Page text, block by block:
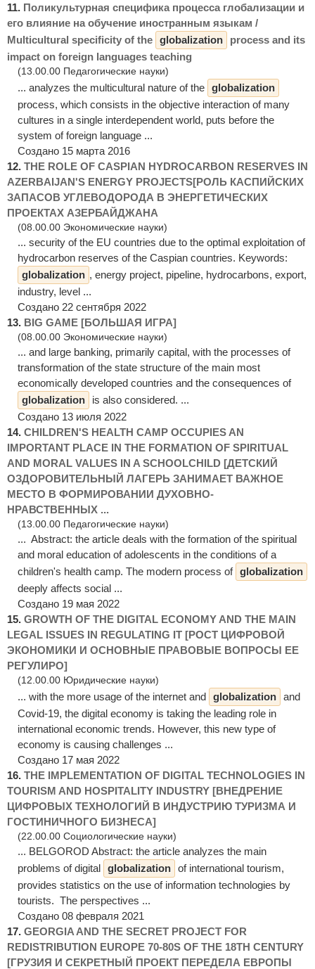
11. Поликультурная специфика процесса глобализации и
его влияние на обучение иностранным языкам /
Multicultural specificity of the globalization
process and its
impact on foreign languages teaching
(13.00.00 Педагогические науки)
... analyzes the multicultural nature of the globalization
process, which consists in the objective interaction of many
cultures in a single interdependent world, puts before the
system of foreign language ...
Создано 15 марта 2016
12. THE ROLE OF CASPIAN HYDROCARBON RESERVES IN
AZERBAIJAN'S ENERGY PROJECTS[РОЛЬ КАСПИЙСКИХ
ЗАПАСОВ УГЛЕВОДОРОДА В ЭНЕРГЕТИЧЕСКИХ
ПРОЕКТАХ АЗЕРБАЙДЖАНА
(08.00.00 Экономические науки)
... security of the EU countries due to the optimal exploitation of
hydrocarbon reserves of the Caspian countries. Keywords:
globalization , energy project, pipeline, hydrocarbons, export,
industry, level ...
Создано 22 сентября 2022
13. BIG GAME [БОЛЬШАЯ ИГРА]
(08.00.00 Экономические науки)
... and large banking, primarily capital, with the processes of
transformation of the state structure of the main most
economically developed countries and the consequences of
globalization
is also considered. ...
Создано 13 июля 2022
14. CHILDREN'S HEALTH CAMP OCCUPIES AN
IMPORTANT PLACE IN THE FORMATION OF SPIRITUAL
AND MORAL VALUES IN A SCHOOLCHILD [ДЕТСКИЙ
ОЗДОРОВИТЕЛЬНЫЙ ЛАГЕРЬ ЗАНИМАЕТ ВАЖНОЕ
МЕСТО В ФОРМИРОВАНИИ ДУХОВНО-
НРАВСТВЕННЫХ ...
(13.00.00 Педагогические науки)
... Abstract: the article deals with the formation of the spiritual
and moral education of adolescents in the conditions of a
children's health camp. The modern process of globalization
deeply affects social ...
Создано 19 мая 2022
15. GROWTH OF THE DIGITAL ECONOMY AND THE MAIN
LEGAL ISSUES IN REGULATING IT [РОСТ ЦИФРОВОЙ
ЭКОНОМИКИ И ОСНОВНЫЕ ПРАВОВЫЕ ВОПРОСЫ ЕЕ
РЕГУЛИРО]
(12.00.00 Юридические науки)
... with the more usage of the internet and globalization and
Covid-19, the digital economy is taking the leading role in
international economic trends. However, this new type of
economy is causing challenges ...
Создано 17 мая 2022
16. THE IMPLEMENTATION OF DIGITAL TECHNOLOGIES IN
TOURISM AND HOSPITALITY INDUSTRY [ВНЕДРЕНИЕ
ЦИФРОВЫХ ТЕХНОЛОГИЙ В ИНДУСТРИЮ ТУРИЗМА И
ГОСТИНИЧНОГО БИЗНЕСА]
(22.00.00 Социологические науки)
... BELGOROD Abstract: the article analyzes the main
problems of digital globalization of international tourism,
provides statistics on the use of information technologies by
tourists. The perspectives ...
Создано 08 февраля 2021
17. GEORGIA AND THE SECRET PROJECT FOR
REDISTRIBUTION EUROPE 70-80S OF THE 18TH CENTURY
[ГРУЗИЯ И СЕКРЕТНЫЙ ПРОЕКТ ПЕРЕДЕЛА ЕВРОПЫ